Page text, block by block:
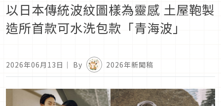
以日本傳統波紋圖樣為靈感 土屋鞄製
造所首款可水洗包款「青海波」
2026年06月13日 ｜ By 2026年新聞稿